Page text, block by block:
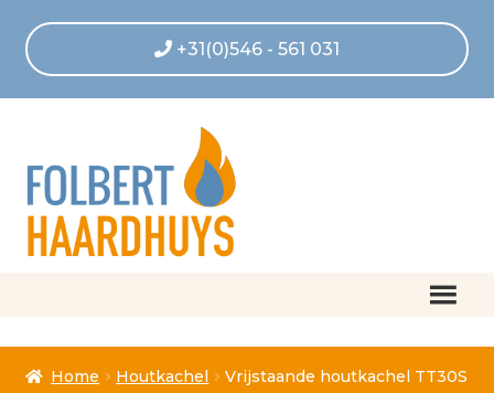
+31(0)546 - 561 031
Afrekenen
Home Houtkachel Vrijstaande houtkachel TT30S